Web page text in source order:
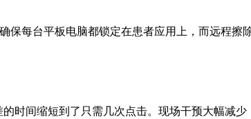
每台平板电脑都锁定在患者应用上，而远程擦
时间缩短到了只需几次点击。现场干预大幅减